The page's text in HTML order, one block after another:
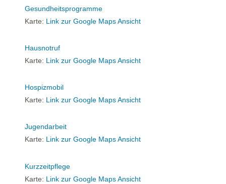
Gesundheitsprogramme
Karte: Link zur Google Maps Ansicht
Hausnotruf
Karte: Link zur Google Maps Ansicht
Hospizmobil
Karte: Link zur Google Maps Ansicht
Jugendarbeit
Karte: Link zur Google Maps Ansicht
Kurzzeitpflege
Karte: Link zur Google Maps Ansicht